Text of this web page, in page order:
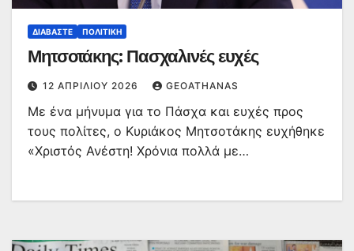
ΔΙΑΒΆΣΤΕ ΠΟΛΙΤΙΚΉ
Μητσοτάκης: Πασχαλινές ευχές
12 ΑΠΡΙΛΊΟΥ 2026 GEOATHANAS
Με ένα μήνυμα για το Πάσχα και ευχές προς
τους πολίτες, ο Κυριάκος Μητσοτάκης ευχήθηκε
«Χριστός Ανέστη! Χρόνια πολλά με…